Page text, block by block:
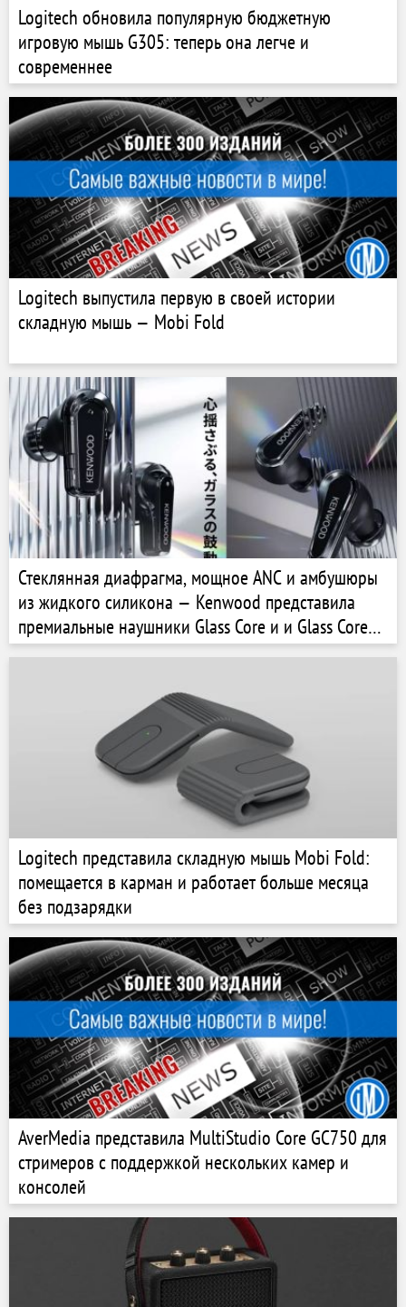
Logitech обновила популярную бюджетную
игровую мышь G305: теперь она легче и
современнее
Logitech выпустила первую в своей истории
складную мышь — Mobi Fold
Стеклянная диафрагма, мощное ANC и амбушюры
из жидкого силикона — Kenwood представила
премиальные наушники Glass Core и и Glass Core
Pro
Logitech представила складную мышь Mobi Fold:
помещается в карман и работает больше месяца
без подзарядки
AverMedia представила MultiStudio Core GC750 для
стримеров с поддержкой нескольких камер и
консолей